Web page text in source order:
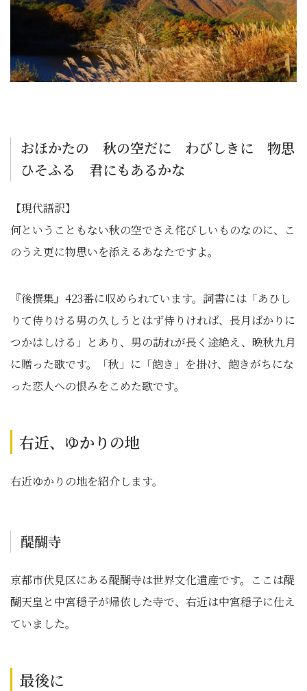
おほかたの 秋の空だに わびしきに 物思
ひそふる 君にもあるかな
【現代語訳】
何ということもない秋の空でさえ侘びしいものなのに、こ
のうえ更に物思いを添えるあなたですよ。
『後撰集』423番に収められています。詞書には「あひし
りて侍りける男の久しうとはず侍りければ、長月ばかりに
つかはしける」とあり、男の訪れが長く途絶え、晩秋九月
に贈った歌です。「秋」に「飽き」を掛け、飽きがちにな
った恋人への恨みをこめた歌です。
右近、ゆかりの地
右近ゆかりの地を紹介します。
醍醐寺
京都市伏見区にある醍醐寺は世界文化遺産です。ここは醍
醐天皇と中宮穏子が帰依した寺で、右近は中宮穏子に仕え
ていました。
最後に